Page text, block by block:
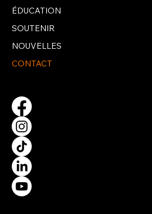
ÉDUCATION
SOUTENIR
NOUVELLES
CONTACT